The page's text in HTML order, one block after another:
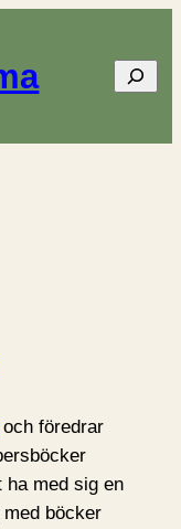
Sök
föredrar
ha med sig en
böcker